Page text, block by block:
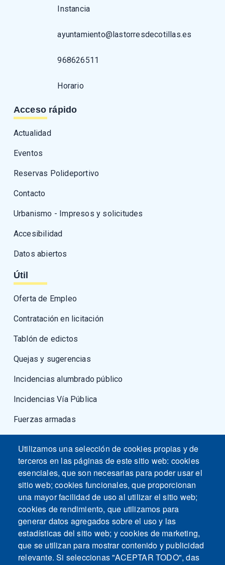
Instancia
ayuntamiento@lastorresdecotillas.es
968626511
Horario
Acceso rápido
Actualidad
Eventos
Reservas Polideportivo
Contacto
Urbanismo - Impresos y solicitudes
Accesibilidad
Datos abiertos
Útil
Oferta de Empleo
Contratación en licitación
Tablón de edictos
Quejas y sugerencias
Incidencias alumbrado público
Incidencias Vía Pública
Fuerzas armadas
Utilizamos una selección de cookies propias y de
terceros en las páginas de este sitio web: cookies
esenciales, que son necesarias para poder usar el
sitio web; cookies funcionales, que proporcionan
una mayor facilidad de uso al utilizar el sitio web;
cookies de rendimiento, que utilizamos para
generar datos agregados sobre el uso y las
estadísticas del sitio web; y cookies de marketing,
que se utilizan para mostrar contenido y publicidad
relevante. Si seleccionas "ACEPTAR TODO", das